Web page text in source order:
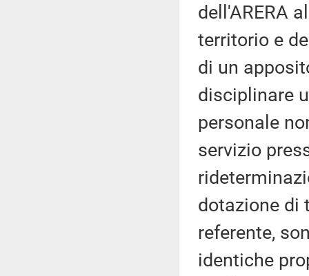
dell'ARERA
territorio e
di un
disciplinare
personale
servizio
dotazione di
referente,
identiche